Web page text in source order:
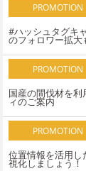
PROMOTION
#ハッシュタグキ
のフォロワー拡大
PROMOTION
国産の間伐材を
ィのご案内
PROMOTION
位置情報を活用
視化しましょう！